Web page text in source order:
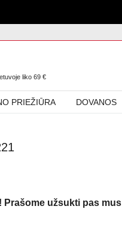
liko 69 €
PRIEŽIŪRA DOVANOS
užsukti pas mus